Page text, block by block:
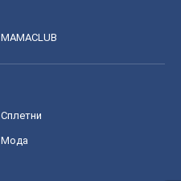
MAMACLUB
Сплетни
Мода